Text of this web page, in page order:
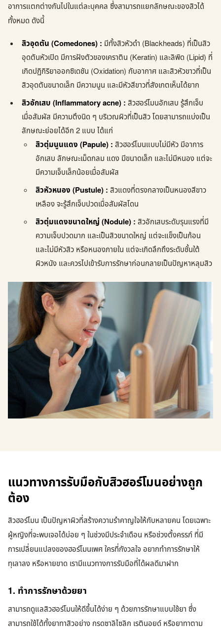
อาการแตกต่างกันไปในแต่ละบุคคล ซึ่งสามารถแยกลักษณะของสิวได้
ทั้งหมด ดังนี้
สิวอุดตัน (Comedones) : มีทั้งสิวหัวดำ (Blackheads) ที่เป็นสิว
อุดตันหัวเปิด มีการฝังตัวของเคราติน (Keratin) และลิพิด (Lipid) ที่
เกิดปฏิกิริยาออกซิเดชัน (Oxidation) กับอากาศ และสิวหัวขาวที่เป็น
สิวอุดตันขนาดเล็ก มีความนูน และมีหัวสีขาวที่สังเกตเห็นได้ยาก
สิวอักเสบ (Inflammatory acne) : สิวฮอร์โมนอักเสบ รู้สึกเจ็บ
เมื่อสัมผัส มีความตึงนิด ๆ บริเวณผิวที่เป็นสิว โดยสามารถแบ่งเป็น
ลักษณะย่อยได้อีก 2 แบบ ได้แก่
สิวตุ่มนูนแดง (Papule) : สิวฮอร์โมนแบบไม่มีหัว มีอาการ
อักเสบ ลักษณะเม็ดกลม แดง มีขนาดเล็ก และไม่มีหนอง แต่จะ
มีความเจ็บเล็กน้อยเมื่อสัมผัส
สิวหัวหนอง (Pustule) : สิวแดงที่ตรงกลางเป็นหนองสีขาว
เหลือง จะรู้สึกเจ็บปวดเมื่อสัมผัสโดน
สิวตุ่มแดงขนาดใหญ่ (Nodule) : สิวอักเสบระดับรุนแรงที่มี
ความเจ็บปวดมาก และเป็นสิวขนาดใหญ่ แต่จะแข็งเป็นก้อน
และไม่มีหัวสิว หรือหนองภายใน แต่จะเกิดลึกถึงระดับชั้นใต้
ผิวหนัง และควรไปเข้ารับการรักษาก่อนกลายเป็นปัญหาหลุมสิว
แนวทางการรับมือกับสิวฮอร์โมนอย่างถูก
ต้อง
สิวฮอร์โมน เป็นปัญหาผิวที่สร้างความรำคาญใจให้กับหลายคน โดยเฉพาะ
ผู้หญิงที่จะพบเจอได้บ่อย ๆ ในช่วงมีประจำเดือน หรือช่วงตั้งครรภ์ ที่มี
การเปลี่ยนแปลงของฮอร์โมนเพศ ใครที่กังวลใจ อยากทำการรักษาให้
ทุเลาลง หรือหายขาด เรามีแนวทางการรับมือที่ได้ผลดีมาฝาก
1. ทำการรักษาด้วยยา
สามารถดูแลสิวฮอร์โมนให้ดีขึ้นได้ง่าย ๆ ด้วยการรักษาแบบใช้ยา ซึ่ง
สามารถใช้ได้ทั้งยาทาสิวอย่าง กรดซาลิไซลิก เรตินอยด์ หรือยาทาตาม